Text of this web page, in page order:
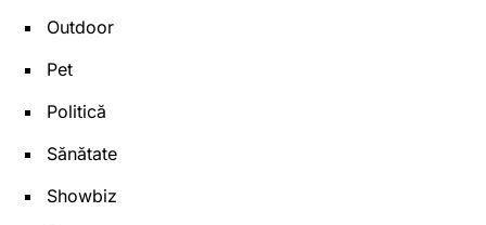
Outdoor
Pet
Politică
Sănătate
Showbiz